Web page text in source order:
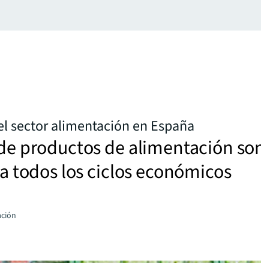
sector alimentación en España
productos de alimentación
todos los ciclos económicos